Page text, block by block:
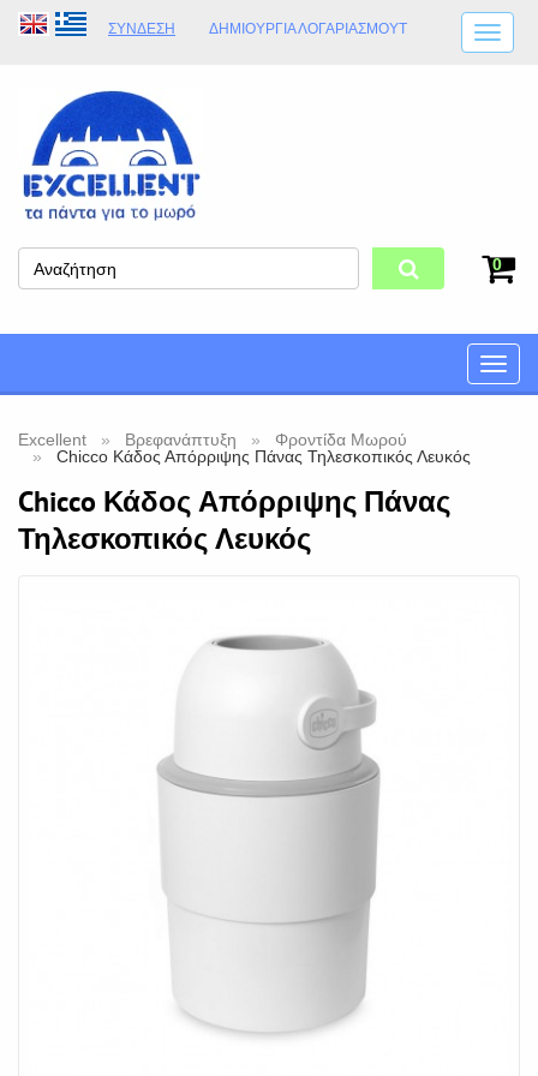
ΣΎΝΔΕΣΗ ΔΗΜΙΟΥΡΓΊΑ ΛΟΓΑΡΙΑΣΜΟΎT
ΩΡΆΡΙΟ ΚΑΤΑΣΤΉΜΑΤΟΣ
ΦΥΣΙΚΌ ΚΑΤΆΣΤΗΜΑ
0
Toggle
Excellent Βρεφανάπτυξη
Φροντίδα Μωρού
Chicco Κάδος Απόρριψης Πάνας Τηλεσκοπικός Λευκός
Chicco Κάδος Απόρριψης Πάνας
Τηλεσκοπικός Λευκός